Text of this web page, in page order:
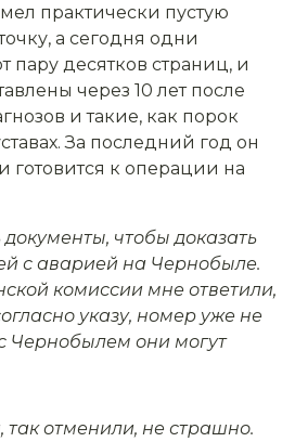
практически пустую
а сегодня одни
пару десятков страниц, и
через 10 лет после
и такие, как порок
За последний год он
готовится к операции на
чтобы доказать
с аварией на Чернобыле.
комиссии мне ответили,
указу, номер уже не
Чернобылем они могут
так отменили, не страшно.